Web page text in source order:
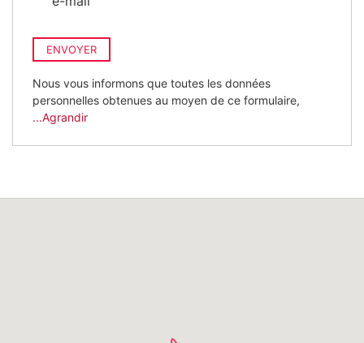
ENVOYER
Nous vous informons que toutes les données
personnelles obtenues au moyen de ce formulaire,
...Agrandir